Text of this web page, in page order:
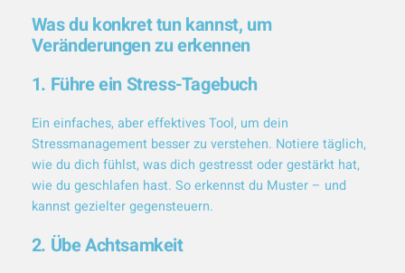
Was du konkret tun kannst, um
Veränderungen zu erkennen
1. Führe ein Stress-Tagebuch
Ein einfaches, aber effektives Tool, um dein
Stressmanagement besser zu verstehen. Notiere täglich,
wie du dich fühlst, was dich gestresst oder gestärkt hat,
wie du geschlafen hast. So erkennst du Muster – und
kannst gezielter gegensteuern.
2. Übe Achtsamkeit